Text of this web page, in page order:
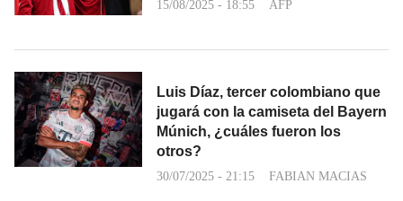
15/08/2025 - 18:55 AFP
Luis Díaz, tercer colombiano que
jugará con la camiseta del Bayern
Múnich, ¿cuáles fueron los
otros?
30/07/2025 - 21:15 FABIAN MACIAS